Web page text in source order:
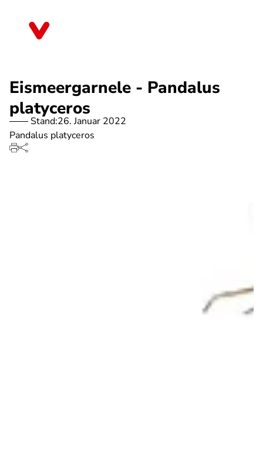
Eismeergarnele - Pandalus
platyceros
Stand:26. Januar 2022
Pandalus platyceros